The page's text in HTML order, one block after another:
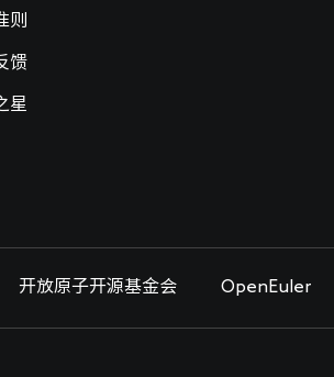
则
馈
星
开放原子开源基金会 OpenEuler